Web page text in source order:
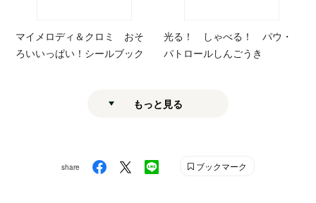
マイメロディ＆クロミ おそ
ろいいっぱい！シールブック
光る！ しゃべる！ パウ・
パトロールしんごうき
もっと見る
share ブックマーク